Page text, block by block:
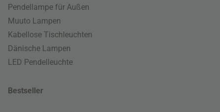
Pendellampe für Außen
Muuto Lampen
Kabellose Tischleuchten
Dänische Lampen
LED Pendelleuchte
Bestseller